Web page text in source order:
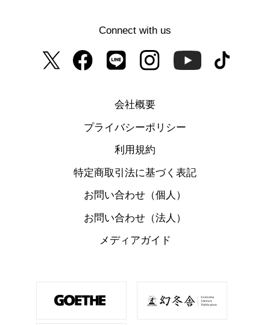
Connect with us
会社概要
プライバシーポリシー
利用規約
特定商取引法に基づく表記
お問い合わせ（個人）
お問い合わせ（法人）
メディアガイド